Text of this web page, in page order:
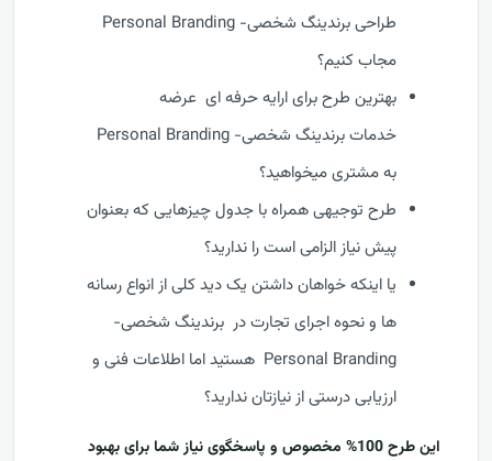
طراحی برندینگ شخصی- Personal Branding
مجاب کنیم؟
بهترین طرح برای ارایه حرفه ای عرضه
به مشتری میخواهید؟
طرح توجیهی همراه با جدول چیزهایی که بعنوان
پیش نیاز الزامی است را ندارید؟
یا اینکه خواهان داشتن یک دید کلی از انواع رسانه
ها و نحوه اجرای تجارت در برندینگ شخصی-
Personal Branding هستید اما اطلاعات فنی و
ارزیابی درستی از نیازتان ندارید؟
این طرح 100% مخصوص و پاسخگوی نیاز شما برای بهبود